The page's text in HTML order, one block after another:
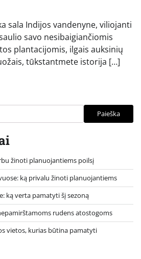
sala Indijos vandenyne, viliojanti
savo nesibaigiančiomis
plantacijomis, ilgais auksinių
tūkstantmete istorija […]
Paieška
žinoti planuojantiems poilsį
ką privalu žinoti planuojantiems
ką verta pamatyti šį sezoną
rudens atostogoms
vietos, kurias būtina pamatyti